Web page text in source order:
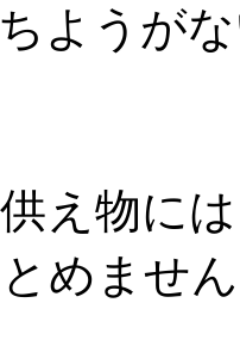
ようが
え物に
めませ